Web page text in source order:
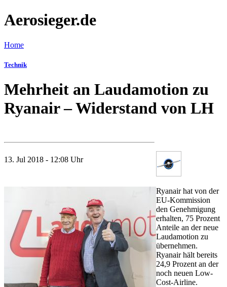
Aerosieger.de
Home
Technik
Mehrheit an Laudamotion zu
Ryanair – Widerstand von LH
13. Jul 2018 - 12:08 Uhr
Ryanair hat von der
EU-Kommission
den Genehmigung
erhalten, 75 Prozent
Anteile an der neue
Laudamotion zu
übernehmen.
Ryanair hält bereits
24,9 Prozent an der
noch neuen Low-
Cost-Airline.